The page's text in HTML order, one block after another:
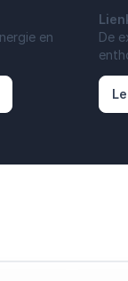
zo trek je wél de
en
applaus op
De